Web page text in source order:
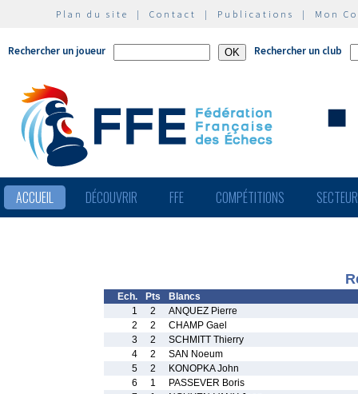
Plan du site | Contact | Publications | Mon
Rechercher un joueur Rechercher un club
ACCUEIL DÉCOUVRIR FFE COMPÉTITIONS
Ech. Pts
Blancs
1
2
ANQUEZ Pierre
2
2
CHAMP Gael
3
2
SCHMITT Thierry
4
2
SAN Noeum
5
2
KONOPKA John
6
1
PASSEVER Boris